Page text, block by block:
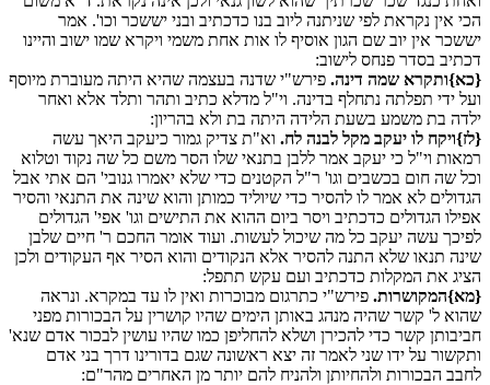
הכי אין נקראת לפי שניתנה ליוב בנו כדכתיב ובני יששכר וכו'. אמר
יששכר אין יוב שם הגון אוסיף לו אות אחת משמי ויקרא שמו ישוב והיינו
דכתיב בסדר פנחס לישוב:
{כא}ותקרא שמה דינה. פירש"י שדנה בעצמה שהיא היתה מעוברת מיוסף
ועל ידי תפלתה נתחלף בדינה. וי"ל מדלא כתיב ותהר ותלד אלא ואחר
ילדה בת משמע בשעת הלידה היתה בת ולא בהריון:
{לז}ויקח לו יעקב מקל לבנה לח. וא"ת צדיק גמור כיעקב היאך עשה
רמאות וי"ל כי יעקב אמר ללבן בתנאי שלו הסר משם כל שה נקוד וטלוא
וכל שה חום בכשבים וגו' ר"ל הקטנים כדי שלא יאמרו גנובי' הם אתי אבל
הגדולים לא אמר לו להסיר כדי שיוליד כמותן והוא שינה את התנאי והסיר
אפילו הגדולים כדכתיב ויסר ביום ההוא את התישים וגו' אפי' הגדולים
לפיכך עשה יעקב כל מה שיכול לעשות. ועוד אומר החכם ר' חיים שלבן
שינה תנאו שלא התנה להסיר אלא הנקודים והוא הסיר אף העקודים ולכן
הציג את המקלות כדכתיב ועם עקש תתפל:
{מא}המקושרות. פירש"י כתרגום מבוכרות ואין לו עד במקרא. ונראה
שהוא ל' קשר שהיה מנהג באותן הימים שהיו קושרין על הבכורות מפני
חביבותן קשר כדי להכירן ושלא להחליפן כמו שהיו עושין לבכור אדם שנא'
ותקשור על ידו שני לאמר זה יצא ראשונה שגם בדורינו דרך בני אדם
לחבב הבכורות ולהחיותן ולהניח להם יותר מן האחרים מהר"ם: